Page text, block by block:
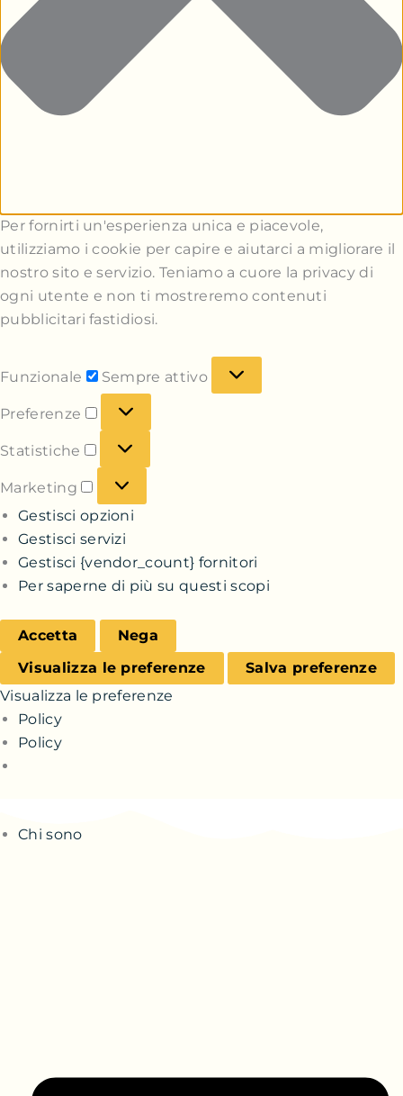
Per fornirti un'esperienza unica e piacevole,
utilizziamo i cookie per capire e aiutarci a migliorare il
nostro sito e servizio. Teniamo a cuore la privacy di
ogni utente e non ti mostreremo contenuti
pubblicitari fastidiosi.
Funzionale Sempre attivo
Preferenze
Statistiche
Marketing
Gestisci opzioni
Gestisci servizi
Gestisci {vendor_count} fornitori
Per saperne di più su questi scopi
Accetta
Nega
Visualizza le preferenze
Salva preferenze
Visualizza le preferenze
Policy
Policy
Chi sono